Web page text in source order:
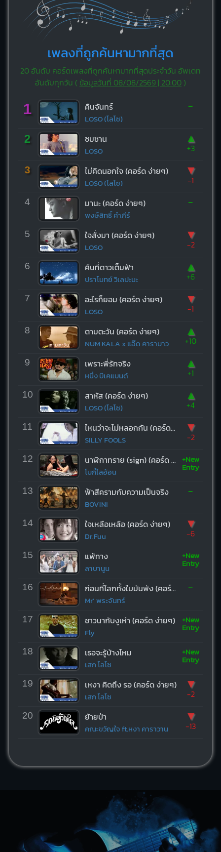
เพลงที่ถูกค้นหามากที่สุด
20 อันดับ คอร์ดเพลงที่ถูกค้นหามากที่สุดประจำวัน อัพเดท
อันดับทุกวัน ( ข้อมูลวันที่ 08/08/2569 | 20:00)
1 คืนจันทร์
LOSO (โลโซ)
-
2 ซมซาน
LOSO
▲
+3
3 ไม่คิดนอกใจ (คอร์ด ง่ายๆ)
LOSO (โลโซ)
▼
-1
4 มานะ (คอร์ด ง่ายๆ)
พงษ์สิทธิ์ คำภีร์
-
5 ใจสั่งมา (คอร์ด ง่ายๆ)
LOSO
▼
-2
6 คืนที่ดาวเต็มฟ้า
ปราโมทย์ วิเลปะนะ
▲
+6
7 อะไรก็ยอม (คอร์ด ง่ายๆ)
LOSO
▼
-1
8 ตามตะวัน (คอร์ด ง่ายๆ)
NUM KALA x แอ๊ด คาราบาว
▲
+10
9 เพราะพี่รักจริง
หนึ่ง บีเคแบนด์
▲
+1
10 สาหัส (คอร์ด ง่ายๆ)
LOSO (โลโซ)
▲
+4
11 ไหนว่าจะไม่หลอกกัน (คอร์ด ง่ายๆ)
SILLY FOOLS
▼
-2
12 นาฬิกาทราย (sign) (คอร์ด ง่ายๆ)
โบกี้ไลอ้อน
+New
Entry
13 ฟ้าสีครามกับความเป็นจริง
BOVINI
-
14 ใจเหลือเหลือ (คอร์ด ง่ายๆ)
Dr.Fuu
▼
-6
15 แพ้ทาง
ลาบานูน
+New
Entry
16 ก่อนที่โลกทั้งใบมันพัง (คอร์ด ง่ายๆ)
Mr’ พระจันทร์
-
17 ชาวนากับงูเห่า (คอร์ด ง่ายๆ)
Fly
+New
Entry
18 เธอจะรู้บ้างไหม
เสก โลโซ
+New
Entry
19 เหงา คิดถึง รอ (คอร์ด ง่ายๆ)
เสก โลโซ
▼
-2
20 ย้ายป่า
คณะขวัญใจ ft.หงา คาราวาน
▼
-13